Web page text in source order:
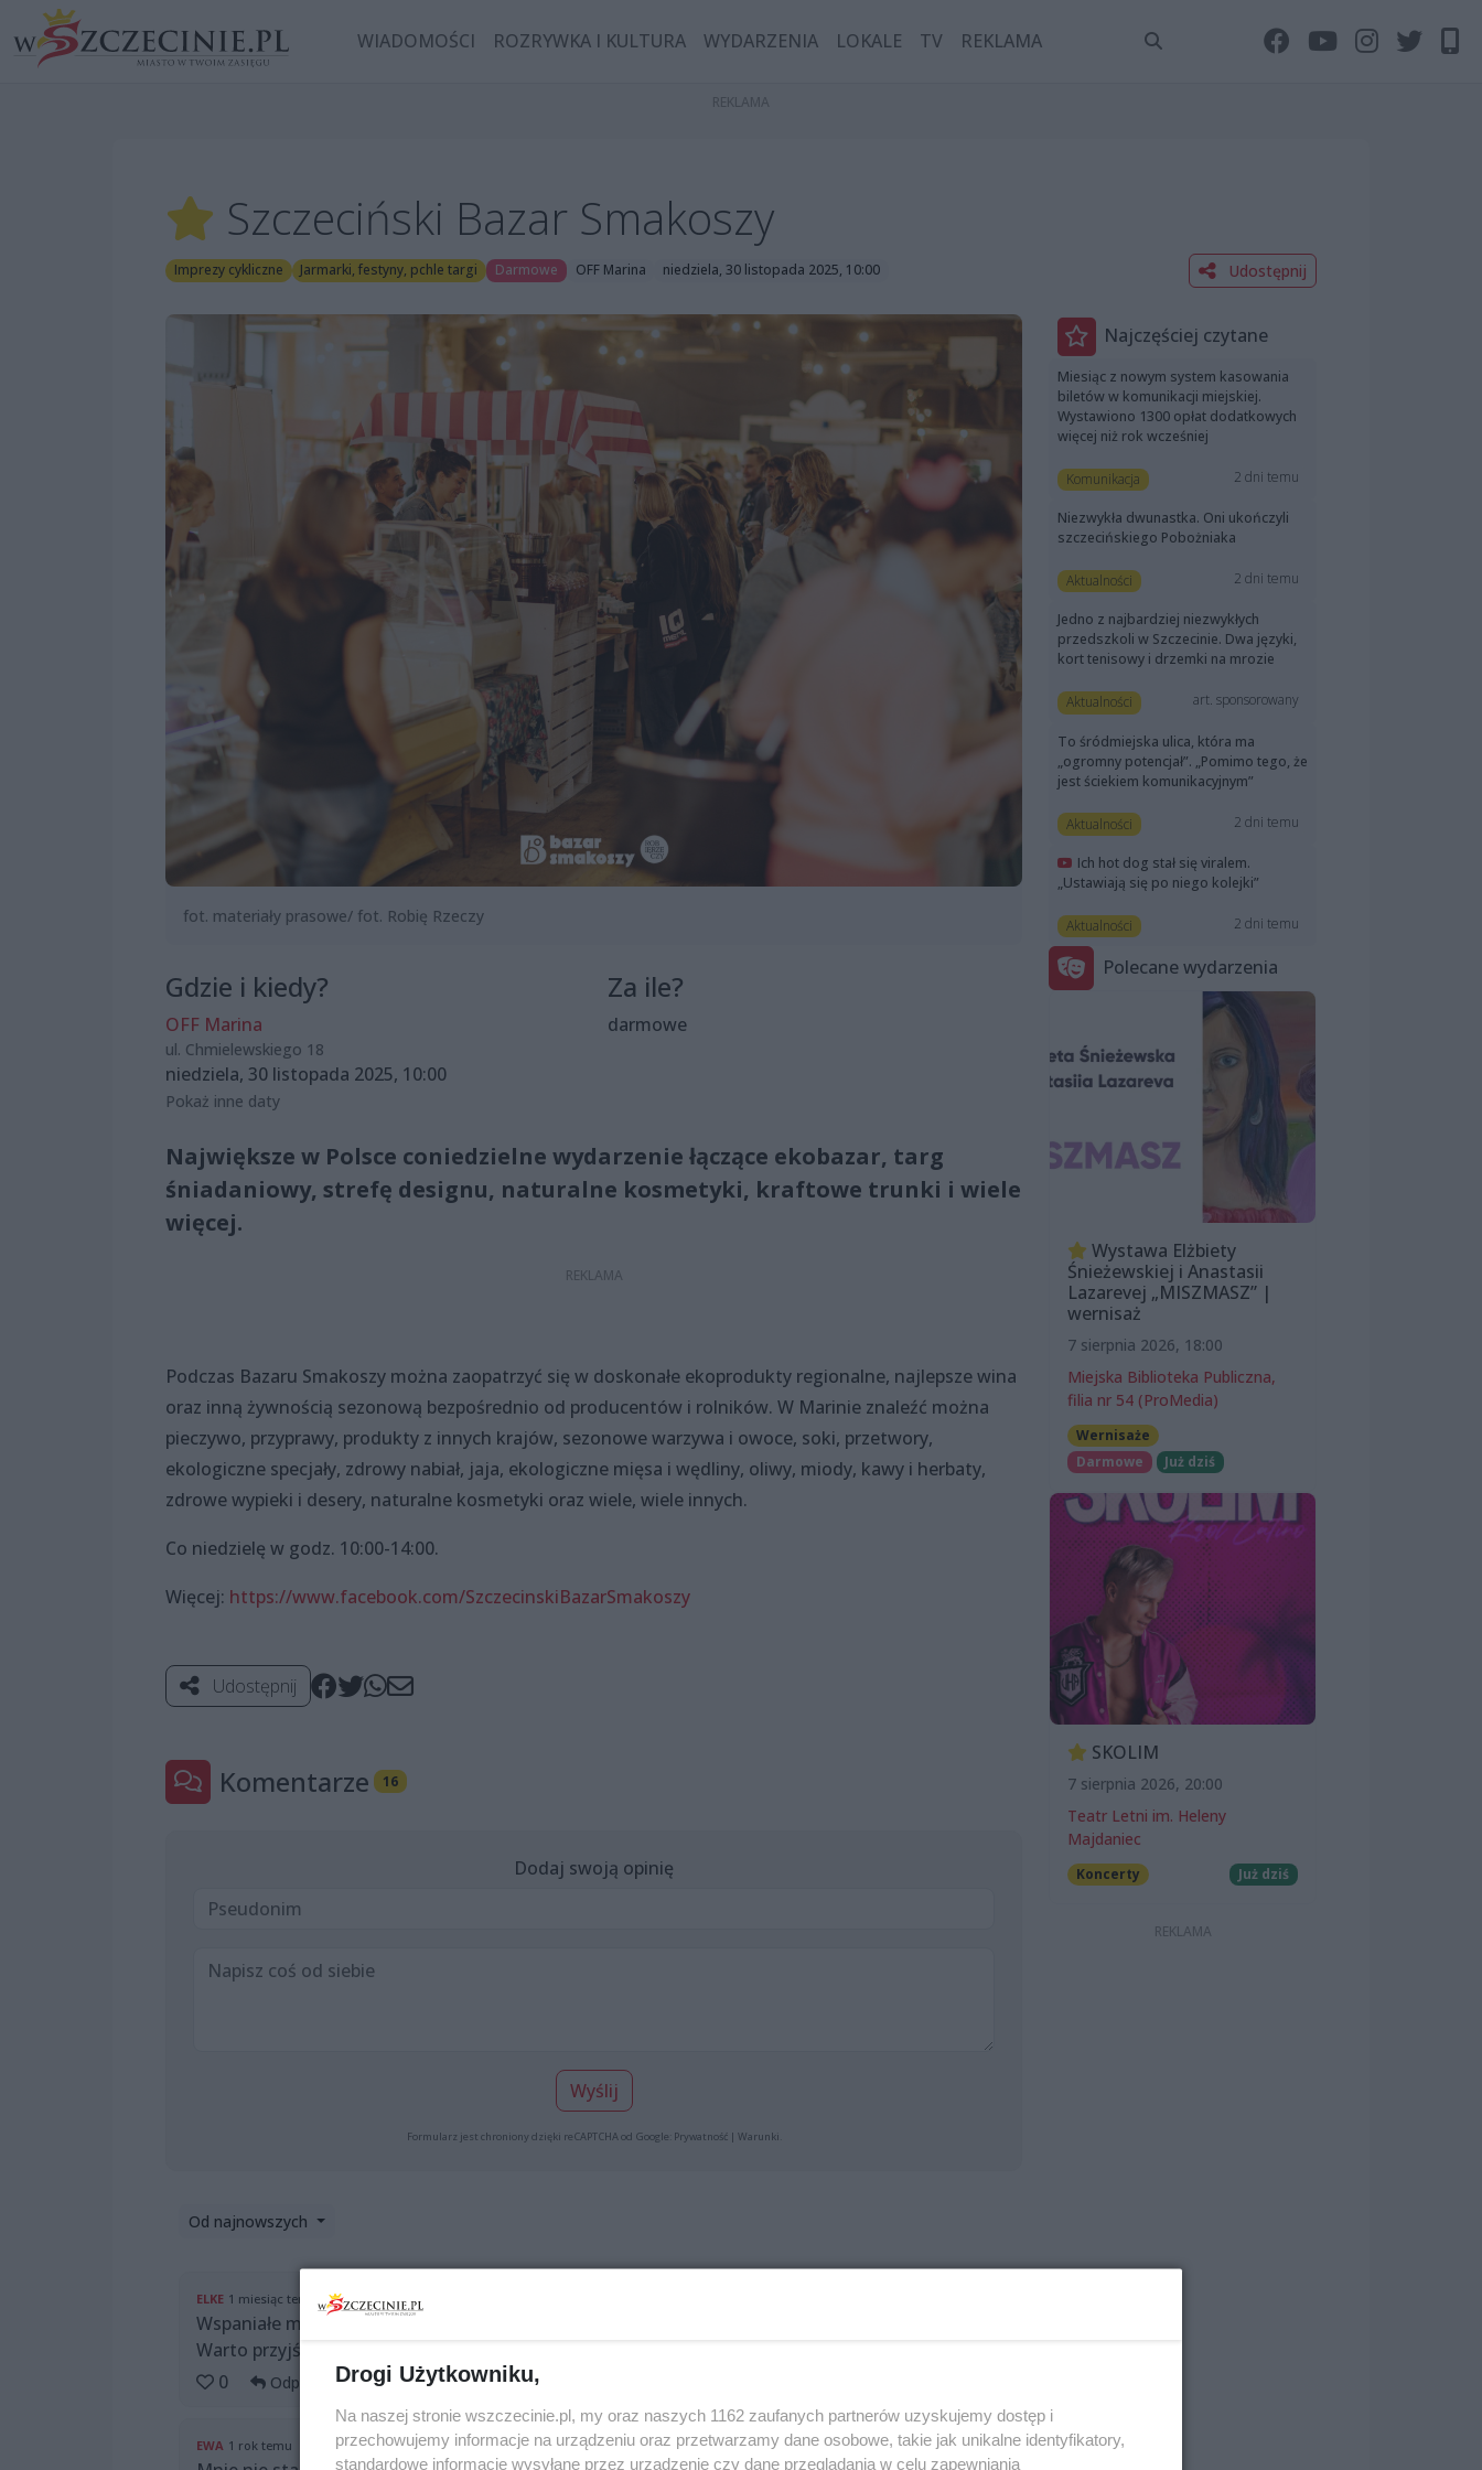
WIADOMOŚCI ROZRYWKA I KULTURA WYDARZENIA LOKALE TV REKLAMA
Szczeciński Bazar Smakoszy
Imprezy cykliczne Jarmarki, festyny, pchle targi Darmowe OFF Marina niedziela, 30 listopada 2025, 10:00 Udostępnij
fot. materiały prasowe/ fot. Robię Rzeczy
Gdzie i kiedy?
OFF Marina
ul. Chmielewskiego 18
niedziela, 30 listopada 2025, 10:00
Za ile?
darmowe
Pokaż inne daty
Największe w Polsce coniedzielne wydarzenie łączące ekobazar, targ
śniadaniowy, strefę designu, naturalne kosmetyki, kraftowe trunki i wiele
więcej.
Podczas Bazaru Smakoszy można zaopatrzyć się w doskonałe ekoprodukty regionalne, najlepsze wina
oraz inną żywnością sezonową bezpośrednio od producentów i rolników. W Marinie znaleźć można
pieczywo, przyprawy, produkty z innych krajów, sezonowe warzywa i owoce, soki, przetwory,
ekologiczne specjały, zdrowy nabiał, jaja, ekologiczne mięsa i wędliny, oliwy, miody, kawy i herbaty,
zdrowe wypieki i desery, naturalne kosmetyki oraz wiele, wiele innych.
Co niedzielę w godz. 10:00-14:00.
Więcej: https://www.facebook.com/SzczecinskiBazarSmakoszy
Udostępnij
Komentarze 16
Dodaj swoją opinię
Wyślij
Formularz jest chroniony dzięki reCAPTCHA od Google: Prywatność| Warunki
Od najnowszych
ELKE 1 miesiąc temu
Wspaniałe miejsce bywamy co tydzień z mężem super dobre wędliny ryby i wiele innych rzeczy
Warto przyjść
0
Odpowiedz
EWA 1 rok temu
Najczęściej czytane
Miesiąc z nowym system kasowania
biletów w komunikacji miejskiej.
Wystawiono 1300 opłat dodatkowych
więcej niż rok wcześniej
Komunikacja 2 dni temu
Niezwykła dwunastka. Oni ukończyli
szczecińskiego Pobożniaka
Aktualności 2 dni temu
Jedno z najbardziej niezwykłych
przedszkoli w Szczecinie. Dwa języki,
kort tenisowy i drzemki na mrozie
Aktualności art. sponsorowany
To śródmiejska ulica, która ma
„ogromny potencjał”. „Pomimo tego, że
jest ściekiem komunikacyjnym”
Aktualności 2 dni temu
Ich hot dog stał się viralem.
„Ustawiają się po niego kolejki”
Aktualności 2 dni temu
Polecane wydarzenia
Wystawa Elżbiety
Śnieżewskiej i Anastasii
Lazarevej „MISZMASZ” |
wernisaż
7 sierpnia 2026, 18:00
Miejska Biblioteka Publiczna,
filia nr 54 (ProMedia)
Wernisaże
Darmowe
Już dziś
SKOLIM
7 sierpnia 2026, 20:00
Teatr Letni im. Heleny
Majdaniec
Koncerty Już dziś
Drogi Użytkowniku,
Na naszej stronie wszczecinie.pl, my oraz naszych 1162 zaufanych partnerów uzyskujemy dostęp i
przechowujemy informacje na urządzeniu oraz przetwarzamy dane osobowe, takie jak unikalne identyfikatory,
standardowe informacje wysyłane przez urządzenie czy dane przeglądania w celu zapewniania